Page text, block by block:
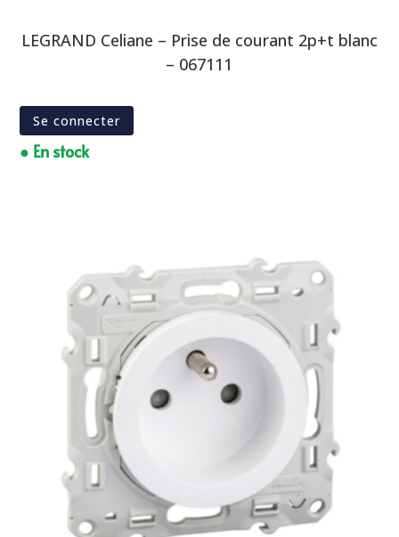
LEGRAND Celiane – Prise de courant 2p+t blanc
– 067111
Se connecter
● En stock